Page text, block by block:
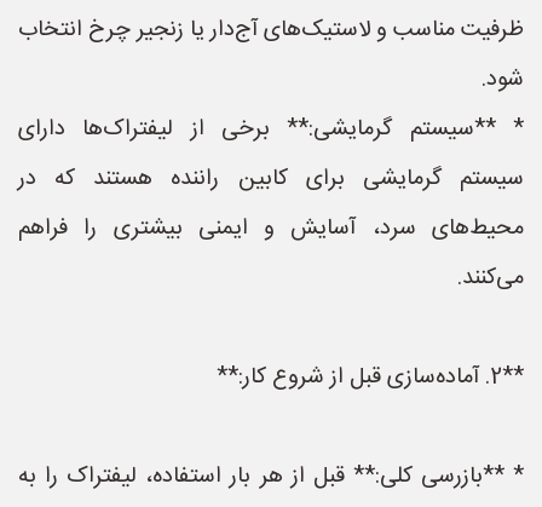
ظرفیت مناسب و لاستیک‌های آج‌دار یا زنجیر چرخ انتخاب
شود.
* **سیستم گرمایشی:** برخی از لیفتراک‌ها دارای
سیستم گرمایشی برای کابین راننده هستند که در
محیط‌های سرد، آسایش و ایمنی بیشتری را فراهم
می‌کنند.
**2. آماده‌سازی قبل از شروع کار:**
* **بازرسی کلی:** قبل از هر بار استفاده، لیفتراک را به